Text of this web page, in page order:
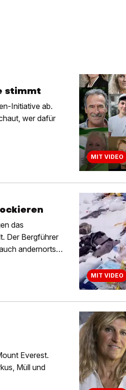
stimmt
Initiative ab.
wer dafür
MIT VIDEO
das
Der Bergführer
andernorts
MIT VIDEO
Everest.
Müll und